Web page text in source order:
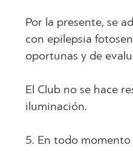
Por la presente, se
con epilepsia
oportunas y de
El Club no se hace
iluminación.
5. En todo